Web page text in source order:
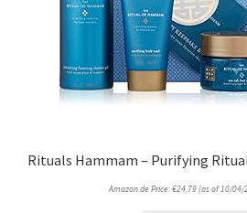
Rituals Hammam – Purifying
Amazon.de Price:€24,79(as of 10/04/